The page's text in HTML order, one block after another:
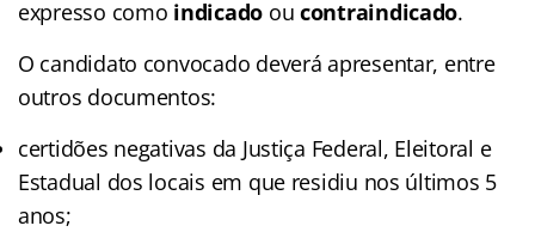
expresso como indicado ou contraindicado.
O candidato convocado deverá apresentar, entre
outros documentos:
certidões negativas da Justiça Federal, Eleitoral e
Estadual dos locais em que residiu nos últimos 5
anos;